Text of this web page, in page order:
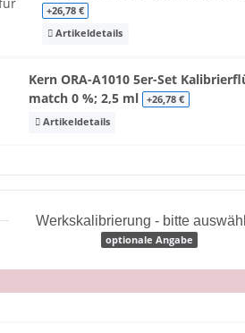
+26,78 €
Artikeldetails
Kern ORA-A1010 5er-Set
match 0 %; 2,5 ml +26,78 €
Artikeldetails
Werkskalibrierung - bitte
optionale Angabe